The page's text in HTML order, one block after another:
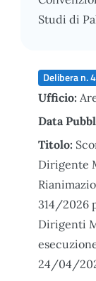
Studi di
Delibera n.
Ufficio:
Data
Titolo:
Dirigente
314/2026
Dirigenti
24/04/